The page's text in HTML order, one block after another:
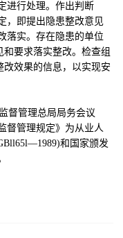
进行处理。作出判断
，即提出隐患整改意见
落实。存在隐患的单位
要求落实整改。检查组
效果的信息，以实现安
督管理总局局务会议
督管理规定》为从业人
和国家颁发